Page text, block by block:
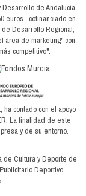
Desarrollo de Andalucía
euros , cofinanciado en
de Desarrollo Regional,
área de marketing" con
competitivo".
ha contado con el apoyo
La finalidad de este
y de su entorno.
de Cultura y Deporte de
Deportivo